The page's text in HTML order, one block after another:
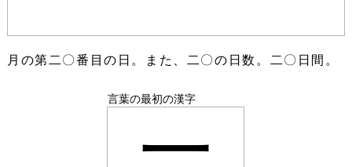
月の第二〇番目の日。また、二〇の日数。二〇日間。
言葉の最初の漢字